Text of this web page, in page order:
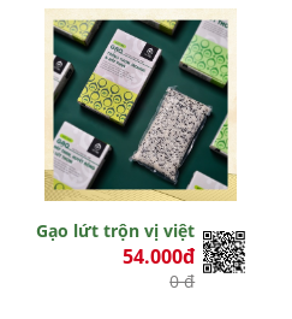
Gạo lứt trộn vị việt
54.000đ
0 đ